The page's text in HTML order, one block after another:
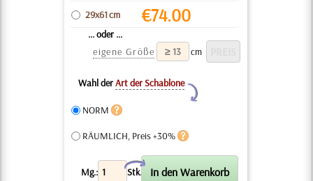
29x61 cm €74.00
... oder ...
eigene Größe
cm
Wahl derArt der Schablone
Y
NORM
RÄUMLICH, Preis +30%
Mg.: Stk.
X